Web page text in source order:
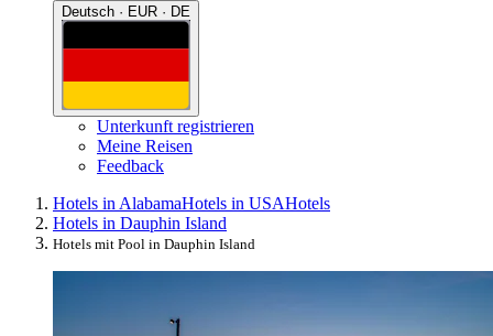
Deutsch · EUR · DE
Unterkunft registrieren
Meine Reisen
Feedback
Hotels in AlabamaHotels in USAHotels
Hotels in Dauphin Island
Hotels mit Pool in Dauphin Island